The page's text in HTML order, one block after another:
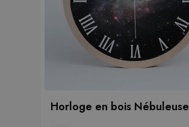
Horloge en bois Nébuleuse